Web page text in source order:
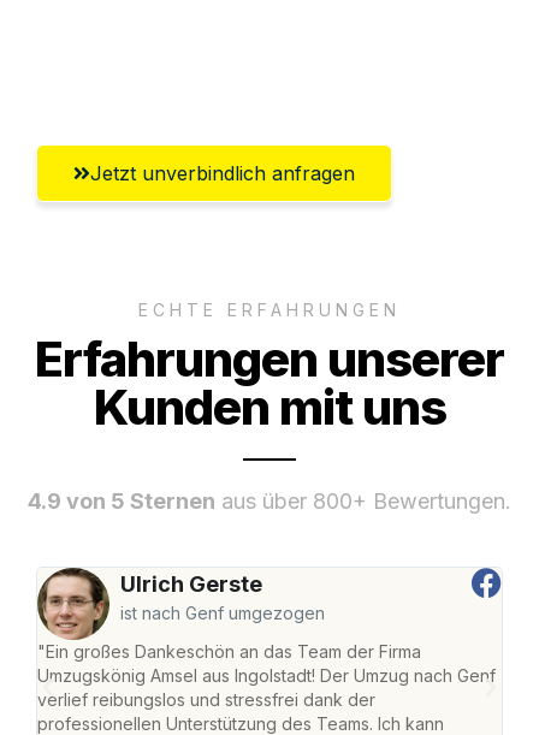
Jetzt unverbindlich anfragen
ECHTE ERFAHRUNGEN
Erfahrungen unserer
Kunden mit uns
4.9 von 5 Sternen aus über 800+ Bewertungen.
Ulrich Gerste
ist nach Genf umgezogen
"Ein großes Dankeschön an das Team der Firma
Umzugskönig Amsel aus Ingolstadt! Der Umzug nach Genf
verlief reibungslos und stressfrei dank der
professionellen Unterstützung des Teams. Ich kann